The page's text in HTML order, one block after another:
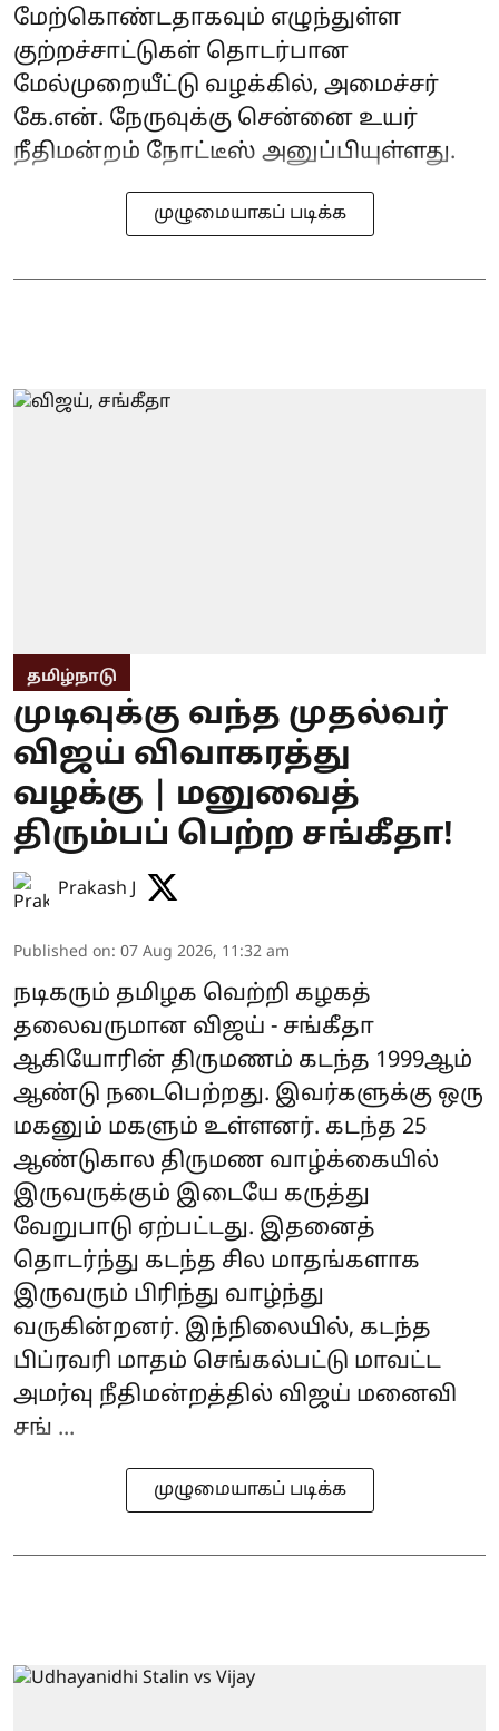
மேற்கொண்டதாகவும் எழுந்துள்ள
குற்றச்சாட்டுகள் தொடர்பான
மேல்முறையீட்டு வழக்கில், அமைச்சர்
கே.என். நேருவுக்கு சென்னை உயர்
நீதிமன்றம் நோட்டீஸ் அனுப்பியுள்ளது.
முழுமையாகப் படிக்க
தமிழ்நாடு
முடிவுக்கு வந்த முதல்வர்
விஜய் விவாகரத்து
வழக்கு | மனுவைத்
திரும்பப் பெற்ற சங்கீதா!
Prakash J
Published on: 07 Aug 2026, 11:32 am
நடிகரும் தமிழக வெற்றி கழகத்
தலைவருமான விஜய் - சங்கீதா
ஆகியோரின் திருமணம் கடந்த 1999ஆம்
ஆண்டு நடைபெற்றது. இவர்களுக்கு ஒரு
மகனும் மகளும் உள்ளனர். கடந்த 25
ஆண்டுகால திருமண வாழ்க்கையில்
இருவருக்கும் இடையே கருத்து
வேறுபாடு ஏற்பட்டது. இதனைத்
தொடர்ந்து கடந்த சில மாதங்களாக
இருவரும் பிரிந்து வாழ்ந்து
வருகின்றனர். இந்நிலையில், கடந்த
பிப்ரவரி மாதம் செங்கல்பட்டு மாவட்ட
அமர்வு நீதிமன்றத்தில் விஜய் மனைவி
சங் ...
முழுமையாகப் படிக்க